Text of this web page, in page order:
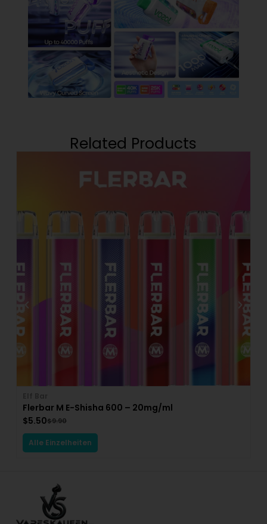
Related Products
Flerbar M E-Shisha 600 – 20mg/ml
$9.90
$5.50
Alle Einzelheiten